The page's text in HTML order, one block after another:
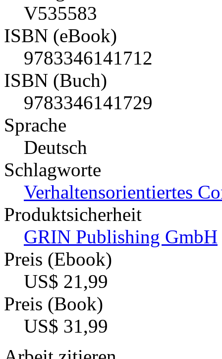
V535583
ISBN (eBook)
9783346141712
ISBN (Buch)
9783346141729
Sprache
Deutsch
Schlagworte
Verhaltensorientiertes
Produktsicherheit
GRIN Publishing GmbH
Preis (Ebook)
US$ 21,99
Preis (Book)
US$ 31,99